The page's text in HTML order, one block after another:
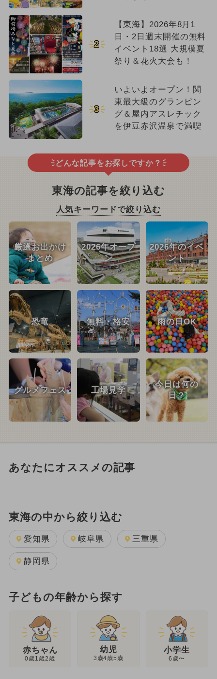
2
【東海】2026年8月1
日・2日週末開催の無料
イベント18選 大規模夏
祭り＆花火大会も！
3
いよいよオープン！関
東最大級のグランピン
グ＆屋内アスレチック
を伊豆赤沢温泉で満喫
どんな記事をお探しですか？
東海の記事を絞り込む
人気キーワードで絞り込む
厳選お出かけ
まとめ
2026年オープ
ン
2026年のイベ
ント
恐竜 無料・格安 雨の日OK
グルメフェス 工場見学
今日は何の
日？
あなたにオススメの記事
東海の中から絞り込む
愛知県 岐阜県 三重県
静岡県
子どもの年齢から探す
赤ちゃん
0歳1歳2歳
幼児
3歳4歳5歳
小学生
6歳〜